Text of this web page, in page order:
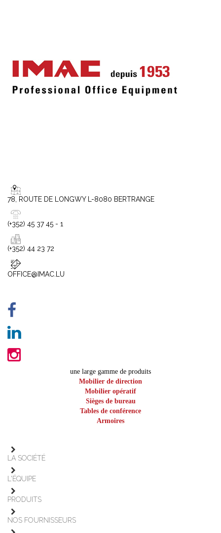
78, ROUTE DE LONGWY L-8080 BERTRANGE
(+352) 45 37 45 - 1
(+352) 44 23 72
OFFICE@IMAC.LU
une large gamme de produits
Mobilier de direction
Mobilier opératif
Sièges de bureau
Tables de conférence
Armoires
LA SOCIÉTÉ
L'ÉQUIPE
PRODUITS
NOS FOURNISSEURS